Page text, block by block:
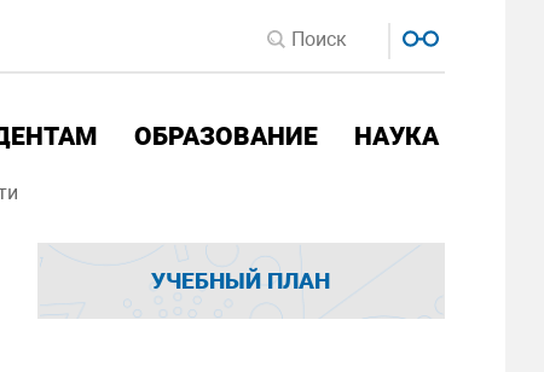
ОБРАЗОВАНИЕ НАУКА
УЧЕБНЫЙ ПЛАН